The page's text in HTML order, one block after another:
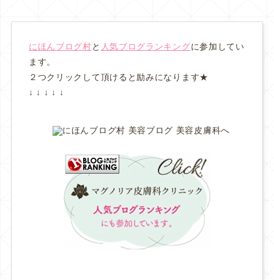
にほんブログ村と 人気ブログランキングに参加してい
ます。
２つクリックして頂けると励みになります★
↓ ↓ ↓ ↓ ↓